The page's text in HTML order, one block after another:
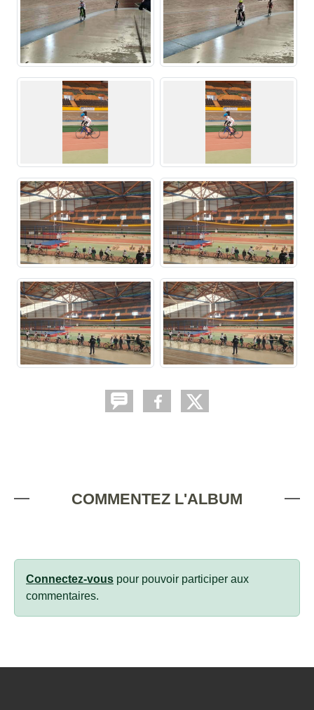
COMMENTEZ L'ALBUM
Connectez-vous pour pouvoir participer aux
commentaires.